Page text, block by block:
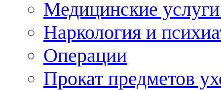
Медицинские
Наркология и
Операции
Прокат предметов